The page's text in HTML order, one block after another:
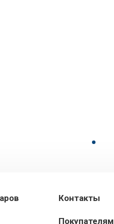
Контакты
Покупателям